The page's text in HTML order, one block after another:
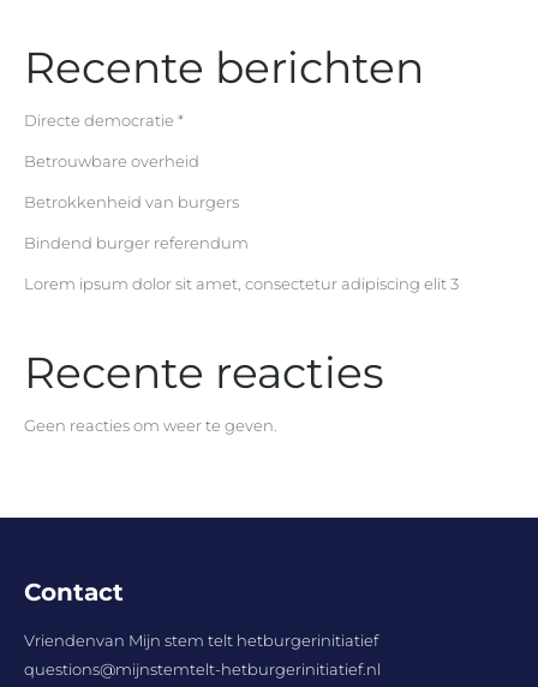
Recente berichten
Directe democratie *
Betrouwbare overheid
Betrokkenheid van burgers
Bindend burger referendum
Lorem ipsum dolor sit amet, consectetur adipiscing elit 3
Recente reacties
Geen reacties om weer te geven.
Contact
Vriendenvan Mijn stem telt hetburgerinitiatief
questions@mijnstemtelt-hetburgerinitiatief.nl